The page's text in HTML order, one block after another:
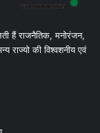
हैं राजनैतिक, मनोरंजन,
राज्यो की विश्वशनीय एवं